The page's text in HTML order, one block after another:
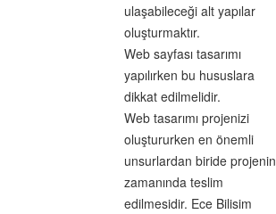
ulaşabileceği alt yapılar
oluşturmaktır.
Web sayfası tasarımı
yapılırken bu hususlara
dikkat edilmelidir.
Web tasarımı projenizi
oluştururken en önemli
unsurlardan biride projenin
zamanında teslim
edilmesidir. Ece Bilisim